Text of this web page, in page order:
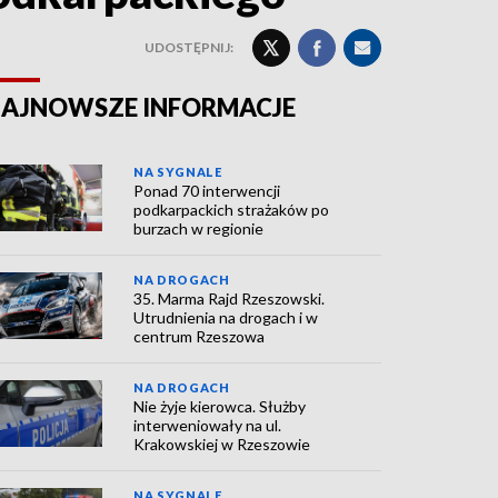
UDOSTĘPNIJ:
INFORMACJE
NA SYGNALE
Ponad 70 interwencji
podkarpackich strażaków po
burzach w regionie
NA DROGACH
35. Marma Rajd Rzeszowski.
Utrudnienia na drogach i w
centrum Rzeszowa
NA DROGACH
Nie żyje kierowca. Służby
interweniowały na ul.
Krakowskiej w Rzeszowie